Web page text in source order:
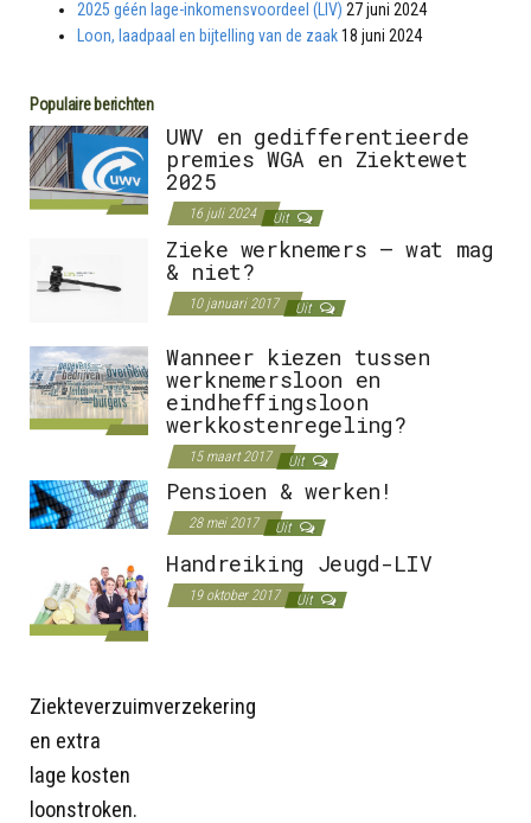
2025 géén lage-inkomensvoordeel (LIV) 27 juni 2024
Loon, laadpaal en bijtelling van de zaak18 juni 2024
Populaire berichten
UWV en gedifferentieerde
premies WGA en Ziektewet
2025
16 juli 2024 Uit
Zieke werknemers – wat mag
& niet?
10 januari 2017 Uit
Wanneer kiezen tussen
werknemersloon en
eindheffingsloon
werkkostenregeling?
15 maart 2017 Uit
Pensioen & werken!
28 mei 2017 Uit
Handreiking Jeugd-LIV
19 oktober 2017 Uit
Ziekteverzuimverzekering
en extra
lage kosten
loonstroken.